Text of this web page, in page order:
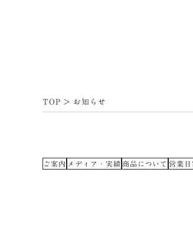
TOP > お知らせ
ご案内 メディア・実績 商品について 営業日